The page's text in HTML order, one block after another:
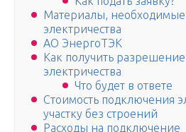
Материалы,
электричества
АО ЭнергоТЭК
Как получить
электричества
Что будет в ответе
Стоимость подключения
участку без строений
Расходы на подключение